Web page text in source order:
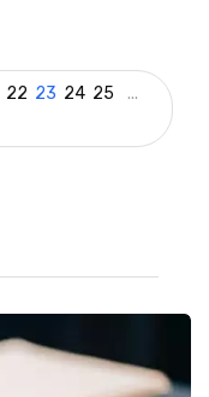
22 23 24 25
...